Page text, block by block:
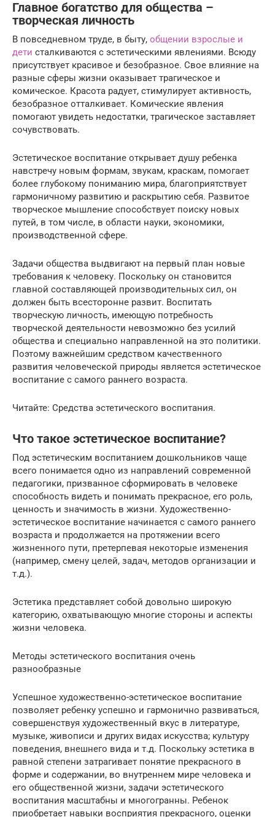
Главное богатство для общества –
творческая личность
В повседневном труде, в быту, общении взрослые и
дети сталкиваются с эстетическими явлениями. Всюду
присутствует красивое и безобразное. Свое влияние на
разные сферы жизни оказывает трагическое и
комическое. Красота радует, стимулирует активность,
безобразное отталкивает. Комические явления
помогают увидеть недостатки, трагическое заставляет
сочувствовать.
Эстетическое воспитание открывает душу ребенка
навстречу новым формам, звукам, краскам, помогает
более глубокому пониманию мира, благоприятствует
гармоничному развитию и раскрытию себя. Развитое
творческое мышление способствует поиску новых
путей, в том числе, в области науки, экономики,
производственной сфере.
Задачи общества выдвигают на первый план новые
требования к человеку. Поскольку он становится
главной составляющей производительных сил, он
должен быть всесторонне развит. Воспитать
творческую личность, имеющую потребность
творческой деятельности невозможно без усилий
общества и специально направленной на это политики.
Поэтому важнейшим средством качественного
развития человеческой природы является эстетическое
воспитание с самого раннего возраста.
Читайте: Средства эстетического воспитания.
Что такое эстетическое воспитание?
Под эстетическим воспитанием дошкольников чаще
всего понимается одно из направлений современной
педагогики, призванное сформировать в человеке
способность видеть и понимать прекрасное, его роль,
ценность и значимость в жизни. Художественно-
эстетическое воспитание начинается с самого раннего
возраста и продолжается на протяжении всего
жизненного пути, претерпевая некоторые изменения
(например, смену целей, задач, методов организации и
т.д.).
Эстетика представляет собой довольно широкую
категорию, охватывающую многие стороны и аспекты
жизни человека.
Методы эстетического воспитания очень
разнообразные
Успешное художественно-эстетическое воспитание
позволяет ребенку успешно и гармонично развиваться,
совершенствуя художественный вкус в литературе,
музыке, живописи и других видах искусства; культуру
поведения, внешнего вида и т.д. Поскольку эстетика в
равной степени затрагивает понятие прекрасного в
форме и содержании, во внутреннем мире человека и
его общественной жизни, задачи эстетического
воспитания масштабны и многогранны. Ребенок
приобретает навыки восприятия прекрасного, оценки